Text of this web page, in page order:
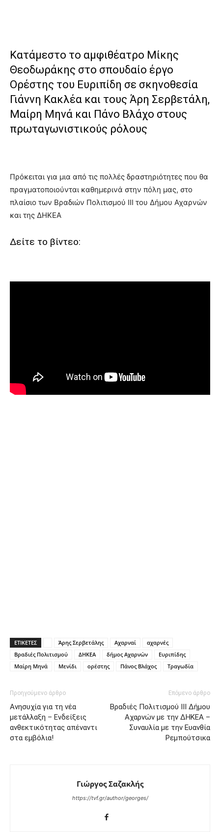
Κατάμεστο το αμφιθέατρο Μίκης
Θεοδωράκης στο σπουδαίο έργο
Ορέστης του Ευριπίδη σε σκηνοθεσία
Γιάννη Κακλέα και τους Άρη Σερβετάλη,
Μαίρη Μηνά και Πάνο Βλάχο στους
πρωταγωνιστικούς ρόλους
Πρόκειται για μια από τις πολλές δραστηριότητες που θα
πραγματοποιούνται καθημερινά στην πόλη μας, στο
πλαίσιο των Βραδιών Πολιτισμού III του Δήμου Αχαρνών
και της ΔΗΚΕΑ
Δείτε το βίντεο:
ΕΤΙΚΕΤΕΣ Άρης Σερβετάλης Αχαρναί
αχαρνές
Βραδιές Πολιτισμού
ΔΗΚΕΑ δήμος Αχαρνών
Ευριπίδης
Μαίρη Μηνά
Μενίδι ορέστης Πάνος Βλάχος Τραγωδία
Προηγούμενο άρθρο
Ανησυχία για τη νέα
μετάλλαξη – Ενδείξεις
ανθεκτικότητας απέναντι
στα εμβόλια!
Επόμενο άρθρο
Βραδιές Πολιτισμού ΙΙΙ Δήμου
Αχαρνών με την ΔΗΚΕΑ –
Συναυλία με την Ευανθία
Ρεμπούτσικα
Γιώργος Σαζακλής
https://tvf.gr/author/georges/